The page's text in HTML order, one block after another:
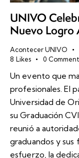
UNIVO
Nuevo Logro
Acontecer UNIVO
8 Likes 0
Un evento que
profesionales. El
Universidad de
su Graduación
reunió a
graduandos y sus
esfuerzo, la